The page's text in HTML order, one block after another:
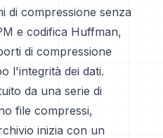
di compressione senza
e codifica Huffman,
di compressione
l'integrità dei dati.
da una serie di
file compressi,
inizia con un